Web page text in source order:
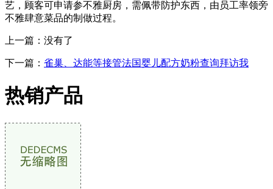
艺，顾客可申请参不雅厨房，需佩带防护东西，由员工率领旁
不雅肆意菜品的制做过程。
上一篇：没有了
下一篇： 雀巢、达能等接管法国婴儿配方奶粉查询拜访我
热销产品